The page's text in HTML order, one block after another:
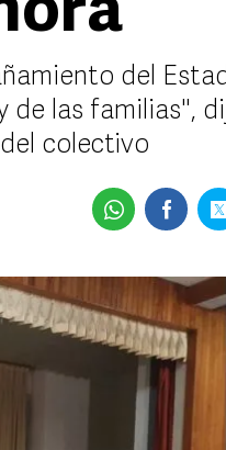
del
de las familias",
colectivo